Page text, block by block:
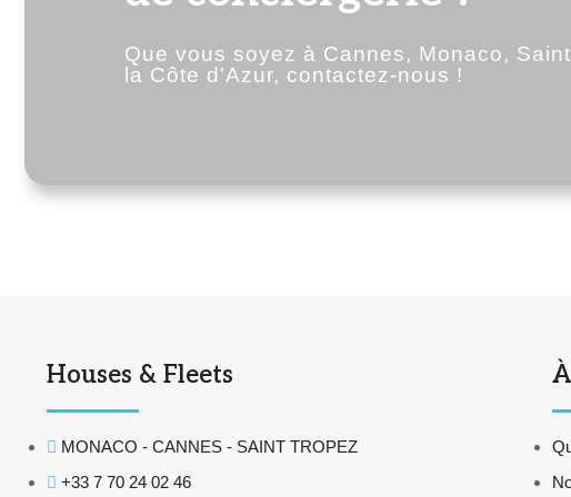
Que vous soyez à Cannes, Monaco,
la Côte d'Azur, contactez-nous !
Houses & Fleets
MONACO - CANNES - SAINT TROPEZ
+33 7 70 24 02 46